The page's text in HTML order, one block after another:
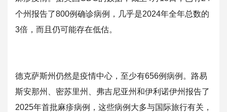
个州报告了800例确诊病例，几乎是2024年全年总数的
3倍， 而且仍可能存在低估。
德克萨斯州仍然是疫情中心，至少有656例病例。路易
斯安那州、 密苏里州、弗吉尼亚州和伊利诺伊州报告了
2025年首批麻疹病例 ，这些病例大多与国际旅行有关，
n